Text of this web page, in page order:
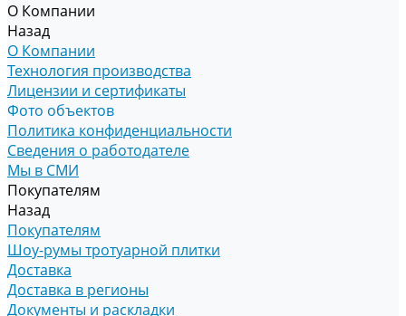
О Компании
Назад
О Компании
Технология производства
Лицензии и сертификаты
Фото объектов
Политика конфиденциальности
Сведения о работодателе
Мы в СМИ
Покупателям
Назад
Покупателям
Шоу-румы тротуарной плитки
Доставка
Доставка в регионы
Документы и раскладки